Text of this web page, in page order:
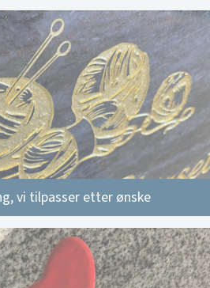
vi tilpasser etter ønske